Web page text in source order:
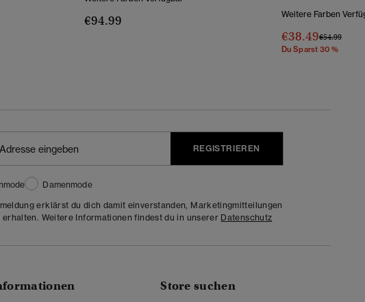
€94.99 Weitere Farben
€38.49Preis Wurde
€54.99Bis
Du Sparst 30 %
REGISTRIEREN
Damenmode
erklärst du dich damit einverstanden, Marketingmitteilungen
erhalten. Weitere Informationen findest du in unserer Datenschutz
Store suchen